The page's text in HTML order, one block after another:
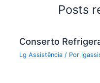
k
Posts
Conserto
Lg Assistência / Por